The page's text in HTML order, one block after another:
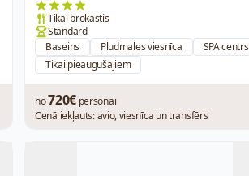
Tikai brokastis
Standard
Baseins
Pludmales viesnīca
SPA centrs
Tikai pieaugušajiem
no720€personai
Cenā iekļauts: avio, viesnīca un transfērs